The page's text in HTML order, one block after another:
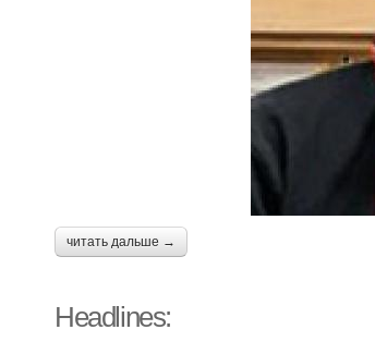
читать дальше →
Headlines: